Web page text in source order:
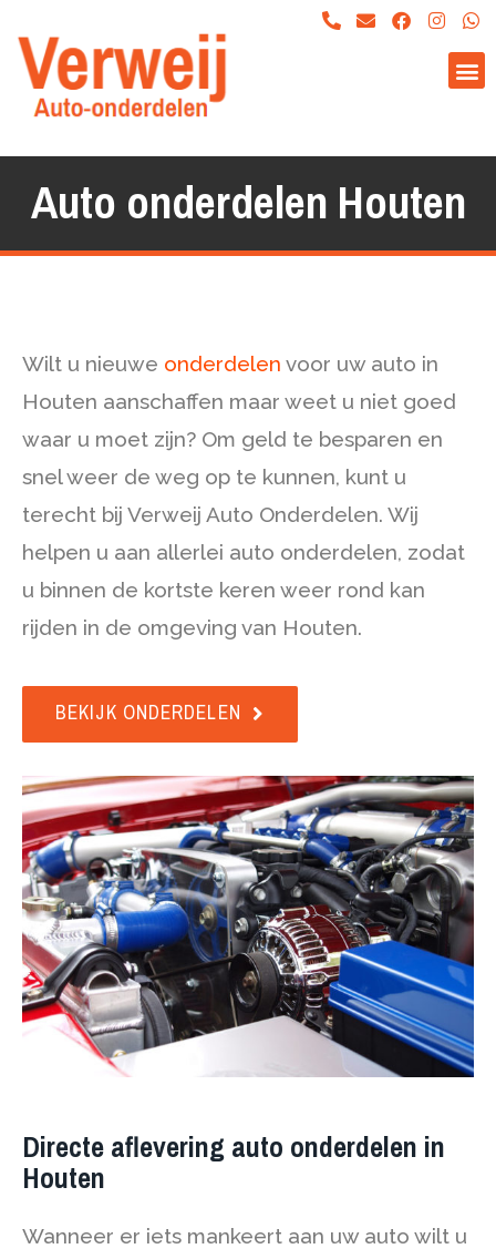
Auto onderdelen Houten
Wilt u nieuwe onderdelen voor uw auto in
Houten aanschaffen maar weet u niet goed
waar u moet zijn? Om geld te besparen en
snel weer de weg op te kunnen, kunt u
terecht bij Verweij Auto Onderdelen. Wij
helpen u aan allerlei auto onderdelen, zodat
u binnen de kortste keren weer rond kan
rijden in de omgeving van Houten.
BEKIJK ONDERDELEN
Directe aflevering auto onderdelen in
Houten
Wanneer er iets mankeert aan uw auto wilt u